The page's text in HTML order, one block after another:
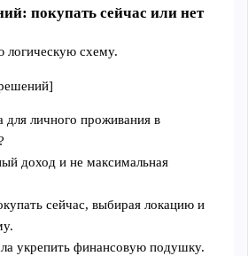
покупать сейчас или нет
логическую схему.
для личного проживания в
доход и не максимальная
сейчас, выбирая локацию и
укрепить финансовую подушку.